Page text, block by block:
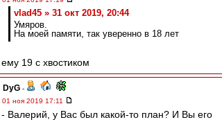
vlad45 » 31 окт 2019, 20:44
Умяров.
На моей памяти, так уверенно в 18 лет
ему 19 с хвостиком
DyG -
01 ноя 2019 17:11
- Валерий, у Вас был какой-то план? И Вы его